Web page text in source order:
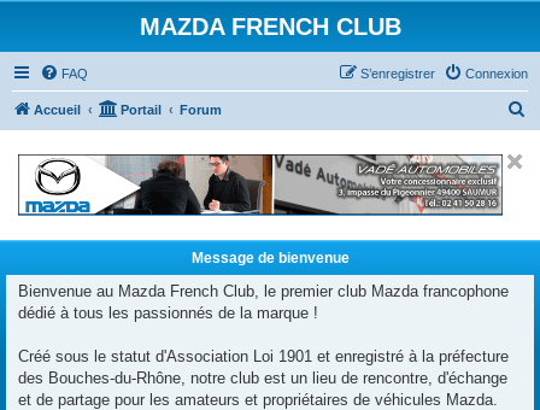
MAZDA FRENCH CLUB
FAQ Connexion
S’enregistrer
Accueil Portail Forum
Message de bienvenue
Bienvenue au Mazda French Club, le premier club Mazda francophone
dédié à tous les passionnés de la marque !
Créé sous le statut d'Association Loi 1901 et enregistré à la préfecture
des Bouches-du-Rhône, notre club est un lieu de rencontre, d'échange
et de partage pour les amateurs et propriétaires de véhicules Mazda.